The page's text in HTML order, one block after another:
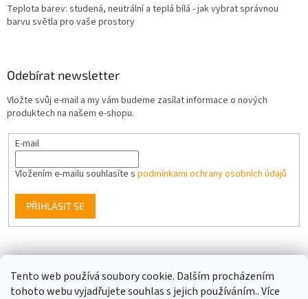
Tento web používá soubory cookie. Dalším procházením
tohoto webu vyjadřujete souhlas s jejich používáním.. Více
Teplota barev: studená, neutrální a teplá bílá - jak vybrat správnou
barvu světla pro vaše prostory
Odebírat newsletter
Vložte svůj e-mail a my vám budeme zasílat informace o nových
produktech na našem e-shopu.
E-mail
Vložením e-mailu souhlasíte s podmínkami ochrany osobních údajů
PŘIHLÁSIT SE
Facebook